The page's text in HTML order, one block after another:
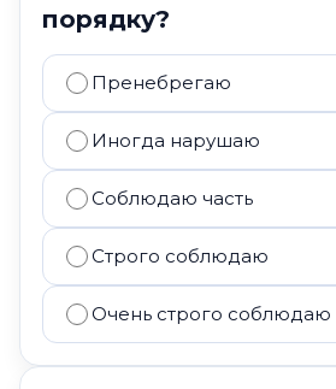
порядку?
Пренебрегаю
Иногда нарушаю
Соблюдаю часть
Строго соблюдаю
Очень строго соблюдаю